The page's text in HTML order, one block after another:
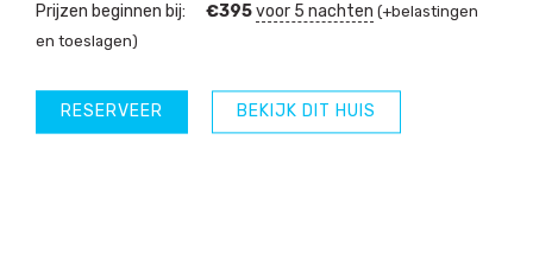
Prijzen beginnen bij: €395voor 5 nachten (+belastingen
en toeslagen)
BEKIJK DIT HUIS
RESERVEER